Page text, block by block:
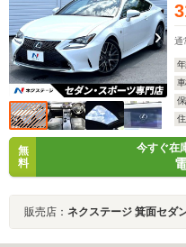
通
無
料
今すぐ在
販売店： ネクステージ 箕面セダ